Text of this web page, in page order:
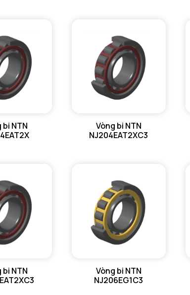
bi NTN
Vòng bi NTN
NJ204EAT2XC3
bi NTN
Vòng bi NTN
NJ206EG1C3